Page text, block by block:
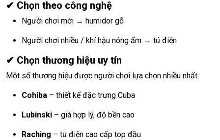
✔ Chọn theo công nghệ
Người chơi mới → humidor gỗ
Người chơi nhiều / khí hậu nóng ẩm → tủ điện
✔ Chọn thương hiệu uy tín
Một số thương hiệu được người chơi lựa chọn nhiều nhất:
Cohiba – thiết kế đặc trưng Cuba
Lubinski – giá hợp lý, độ bền cao
Raching – tủ điện cao cấp top đầu